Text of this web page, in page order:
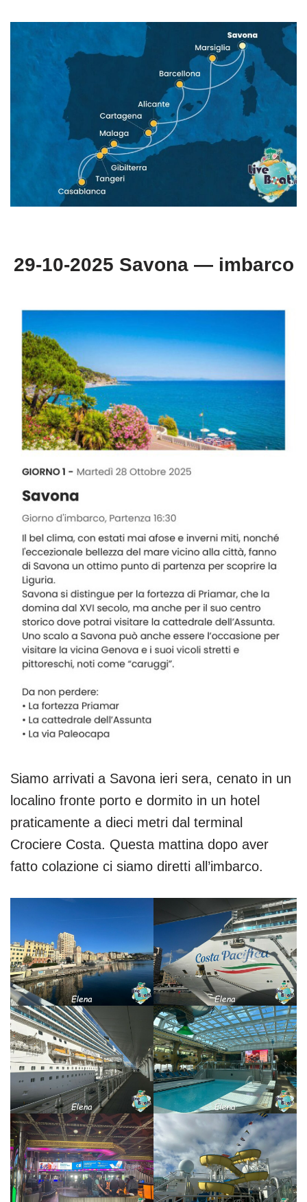
29-10-2025 Savona — imbarco
Siamo arrivati a Savona ieri sera, cenato in un
localino fronte porto e dormito in un hotel
praticamente a dieci metri dal terminal
Crociere Costa. Questa mattina dopo aver
fatto colazione ci siamo diretti all’imbarco.